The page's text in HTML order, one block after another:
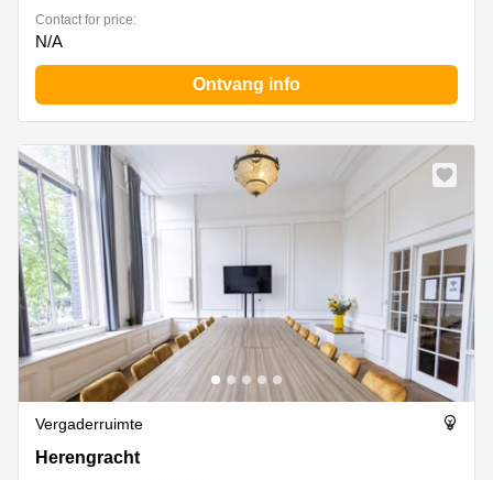
Contact for price:
N/A
Ontvang info
Vergaderruimte
Herengracht 420, Amsterdam Centrum
Herengracht